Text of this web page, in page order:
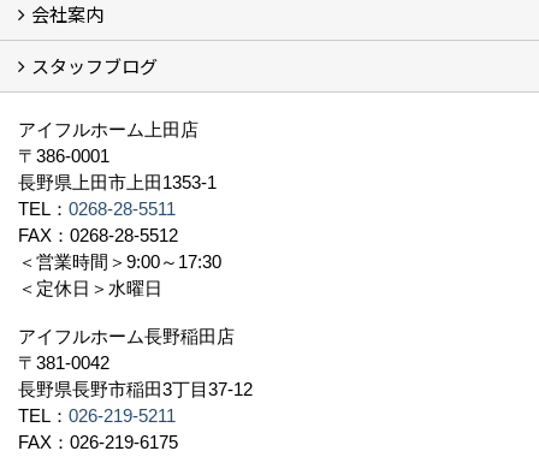
建築工事 実績
土木工事 実績
一般建築(別荘)
公共工事部スタッフ紹介
会社案内
社長挨拶
会社概要
採用情報
アクセス
スタッフ紹介
スタッフブログ
資格取得一覧
プライバシーポリシー
地域貢献 (3)
スタッフブログ
アイフルホーム上田店
〒386-0001
長野県上田市上田1353-1
TEL： 0268-28-5511
FAX：0268-28-5512
＜営業時間＞9:00～17:30
＜定休日＞水曜日
アイフルホーム長野稲田店
〒381-0042
長野県長野市稲田3丁目37-12
TEL： 026-219-5211
FAX：026-219-6175